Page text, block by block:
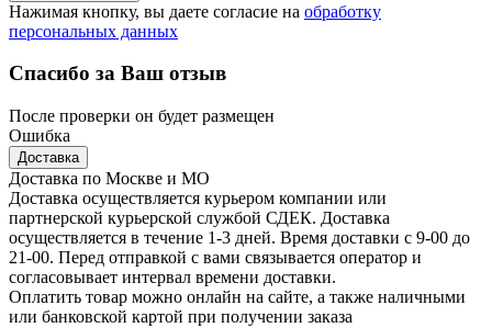
Нажимая кнопку, вы даете согласие на обработку
персональных данных
Спасибо за Ваш отзыв
После проверки он будет размещен
Ошибка
Доставка
Доставка по Москве и МО
Доставка осуществляется курьером компании или
партнерской курьерской службой СДЕК. Доставка
осуществляется в течение 1-3 дней. Время доставки с 9-00 до
21-00. Перед отправкой с вами связывается оператор и
согласовывает интервал времени доставки.
Оплатить товар можно онлайн на сайте, а также наличными
или банковской картой при получении заказа